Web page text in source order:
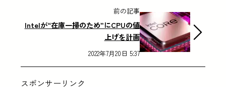
前の記事
Intelが“在庫一掃のため”にCPUの値
上げを計画
2022年7月20日 5:37
スポンサーリンク